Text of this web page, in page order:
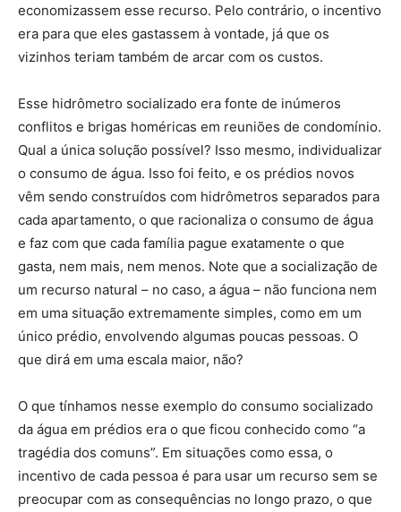
economizassem esse recurso. Pelo contrário, o incentivo
era para que eles gastassem à vontade, já que os
vizinhos teriam também de arcar com os custos.
Esse hidrômetro socializado era fonte de inúmeros
conflitos e brigas homéricas em reuniões de condomínio.
Qual a única solução possível? Isso mesmo, individualizar
o consumo de água. Isso foi feito, e os prédios novos
vêm sendo construídos com hidrômetros separados para
cada apartamento, o que racionaliza o consumo de água
e faz com que cada família pague exatamente o que
gasta, nem mais, nem menos. Note que a socialização de
um recurso natural – no caso, a água – não funciona nem
em uma situação extremamente simples, como em um
único prédio, envolvendo algumas poucas pessoas. O
que dirá em uma escala maior, não?
O que tínhamos nesse exemplo do consumo socializado
da água em prédios era o que ficou conhecido como “a
tragédia dos comuns”. Em situações como essa, o
incentivo de cada pessoa é para usar um recurso sem se
preocupar com as consequências no longo prazo, o que